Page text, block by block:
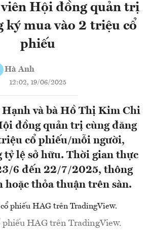
Hội đồng quản trị
ký mua vào 2 triệu cổ
phiếu
Hà Anh
12:02, 19/06/2025
và bà Hồ Thị Kim Chi
đồng quản trị cùng đăng
cổ phiếu/mỗi người,
tỷ lệ sở hữu. Thời gian thực
6 đến 22/7/2025, thông
hoặc thỏa thuận trên sàn.
phiếu HAG trên TradingView.